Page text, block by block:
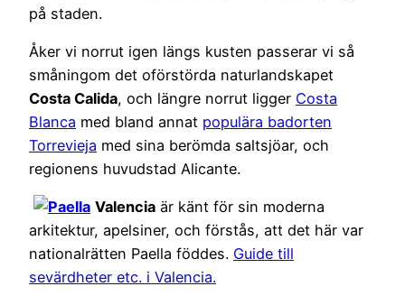
på staden.
Åker vi norrut igen längs kusten passerar vi så
småningom det oförstörda naturlandskapet
Costa Calida, och längre norrut ligger Costa
Blanca med bland annat populära badorten
Torrevieja med sina berömda saltsjöar, och
regionens huvudstad Alicante.
Valencia är känt för sin moderna
arkitektur, apelsiner, och förstås, att det här var
nationalrätten Paella föddes. Guide till
sevärdheter etc. i Valencia.